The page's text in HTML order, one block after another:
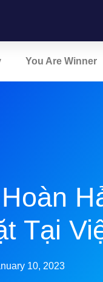
You Are Winner
Tại
10, 2023